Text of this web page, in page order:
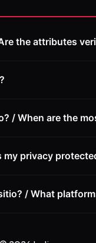
the attributes
/ When are the
my privacy
/ What